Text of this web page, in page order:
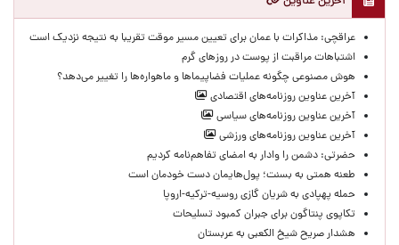
عراقچی: مذاکرات با عمان برای تعیین مسیر موقت تقریبا به نتیجه نزدیک است
اشتباهات مراقبت از پوست در روزهای گرم
هوش مصنوعی چگونه عملیات فضاپیماها و ماهواره‌ها را تغییر می‌دهد؟
آخرین عناوین روزنامه‌های اقتصادی
آخرین عناوین روزنامه‌های سیاسی
آخرین عناوین روزنامه‌های ورزشی
حضرتی: دشمن را وادار به امضای تفاهم‌نامه کردیم
طعنه همتی به بسنت؛ پول‌هایمان دست خودمان است
حمله پهپادی به شریان گازی روسیه-ترکیه-اروپا
تکاپوی پنتاگون برای جبران کمبود تسلیحات
هشدار صریح شیخ الکعبی به عربستان